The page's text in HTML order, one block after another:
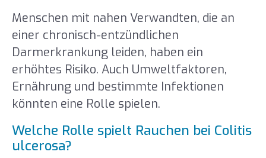
Menschen mit nahen Verwandten, die an
einer chronisch-entzündlichen
Darmerkrankung leiden, haben ein
erhöhtes Risiko. Auch Umweltfaktoren,
Ernährung und bestimmte Infektionen
könnten eine Rolle spielen.
Welche Rolle spielt Rauchen bei Colitis
ulcerosa?